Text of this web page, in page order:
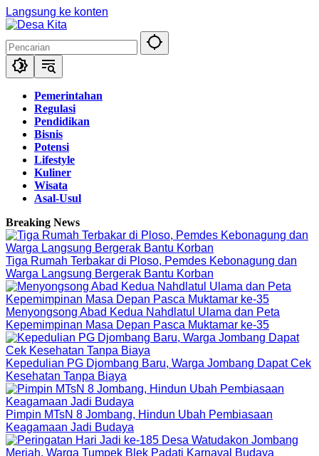
Langsung ke konten
Pemerintahan
Regulasi
Pendidikan
Bisnis
Potensi
Lifestyle
Kuliner
Wisata
Asal-Usul
Breaking News
Tiga Rumah Terbakar di Ploso, Pemdes Kebonagung dan
Warga Langsung Bergerak Bantu Korban
Menyongsong Abad Kedua Nahdlatul Ulama dan Peta
Kepemimpinan Masa Depan Pasca Muktamar ke-35
Kepedulian PG Djombang Baru, Warga Jombang Dapat Cek
Kesehatan Tanpa Biaya
Pimpin MTsN 8 Jombang, Hindun Ubah Pembiasaan
Keagamaan Jadi Budaya